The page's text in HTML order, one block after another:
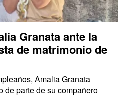
Granata ante la
de matrimonio de
Amalia Granata
de parte de su compañero